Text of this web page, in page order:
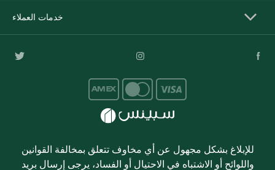
خدمات العملاء
للإبلاغ بشكل مجهول عن أي مخاوف تتعلق بمخالفة القوانين
واللوائح أو الاشتباه في الاحتيال أو الفساد، يرجى إرسال بريد